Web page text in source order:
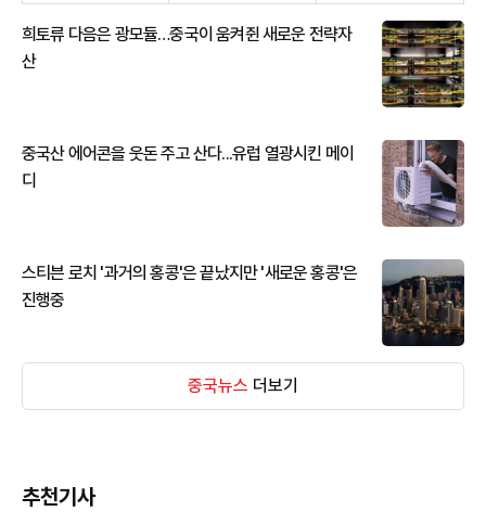
희토류 다음은 광모듈…중국이 움켜쥔 새로운 전략자
산
중국산 에어콘을 웃돈 주고 산다...유럽 열광시킨 메이
디
스티븐 로치 '과거의 홍콩'은 끝났지만 '새로운 홍콩'은
진행중
중국뉴스 더보기
추천기사